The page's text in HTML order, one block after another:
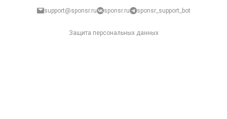
support@sponsr.ru sponsr.ru sponsr_support_bot
Защита персональных данных